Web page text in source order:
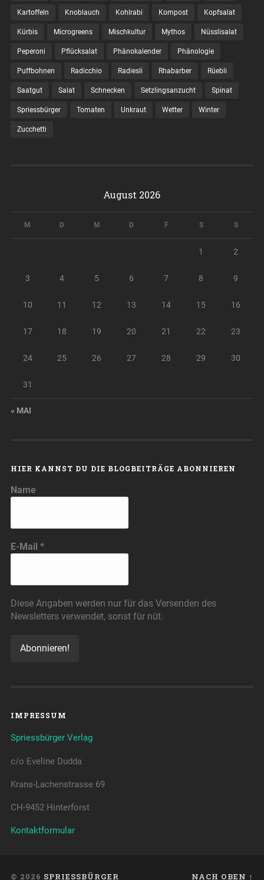
Kartoffeln Knoblauch Kohlrabi Kompost Kopfsalat
Kürbis Microgreens Mischkultur Mythos Nüsslisalat
Peperoni Pflücksalat Phänokalender Phänologie
Puffbohnen Radicchio Radiesli Rhabarber Rüebli
Saatgut Salat Schnecken Setzlingsanzucht Spinat
Spriessbürger Tomaten Unkraut Wetter Winter
Zucchetti
August 2026
M D M D F S S
1 2
3 4 5 6 7 8 9
10 11 12 13 14 15 16
17 18 19 20 21 22 23
24 25 26 27 28 29 30
31
« MAI
HIER KANNST DU DIE BLOGBEITRÄGE ABONNIEREN
Name
E-Mail *
Diese Angaben werden nur für das Versenden des
Newsletters verwendet, sonst für nüt.
IMPRESSUM
Spriessbürger Verlag
c/o Eveline Dudda
Krans-Lachenstrasse 69
CH-9452 Hinterforst
Kontaktformular
© 2026 SPRIESSBÜRGER NACH OBEN ↑